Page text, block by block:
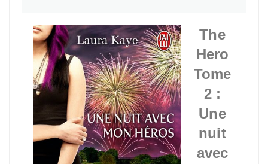
The
Hero
Tome
2 :
Une
nuit
avec